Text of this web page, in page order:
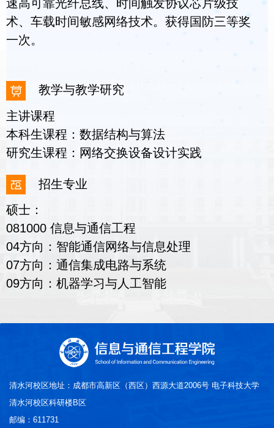
速高可靠光纤总线、时间触发协议芯片级技
术、车载时间敏感网络技术。获得国防三等奖
一次。
教学与教学研究
主讲课程
本科生课程：数据结构与算法
研究生课程：网络交换设备设计实践
招生专业
硕士：
081000 信息与通信工程
04方向：智能通信网络与信息处理
07方向：通信集成电路与系统
09方向：机器学习与人工智能
清水河校区地址：成都市高新区（西区）西源大道2006号 电子科技大学
清水河校区科研楼B区
邮编：611731